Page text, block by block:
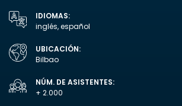
IDIOMAS:
inglés, español
UBICACIÓN:
Bilbao
NÚM. DE ASISTENTES:
+ 2.000